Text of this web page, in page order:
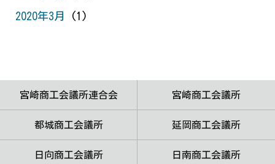
2020年3月 (1)
宮崎商工会議所連合会 宮崎商工会議所
都城商工会議所 延岡商工会議所
日向商工会議所 日南商工会議所